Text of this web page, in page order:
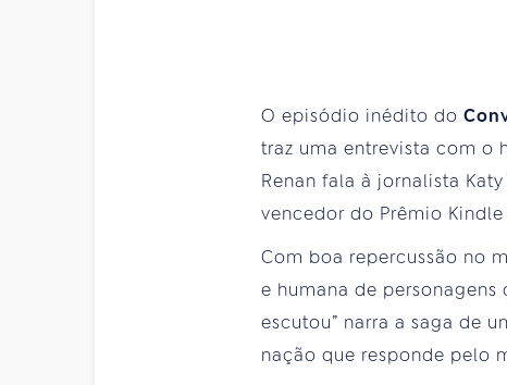
O episódio inédito do
traz uma entrevista com o
Renan fala à jornalista
vencedor do Prêmio
Com boa repercussão no
e humana de
escutou” narra a saga de
nação que responde pelo